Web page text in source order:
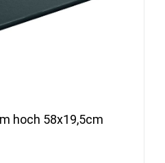
hoch 58x19,5cm